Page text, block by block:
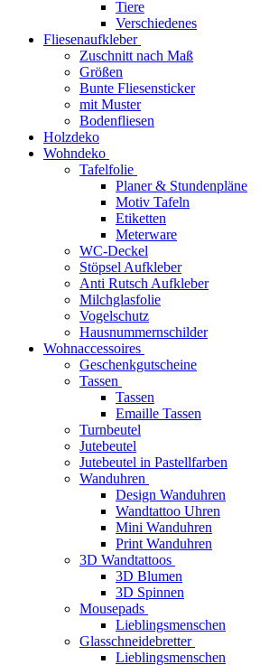
Tiere
Verschiedenes
Fliesenaufkleber
Zuschnitt nach Maß
Größen
Bunte Fliesensticker
mit Muster
Bodenfliesen
Holzdeko
Wohndeko
Tafelfolie
Planer & Stundenpläne
Motiv Tafeln
Etiketten
Meterware
WC-Deckel
Stöpsel Aufkleber
Anti Rutsch Aufkleber
Milchglasfolie
Vogelschutz
Hausnummernschilder
Wohnaccessoires
Geschenkgutscheine
Tassen
Tassen
Emaille Tassen
Turnbeutel
Jutebeutel
Jutebeutel in Pastellfarben
Wanduhren
Design Wanduhren
Wandtattoo Uhren
Mini Wanduhren
Print Wanduhren
3D Wandtattoos
3D Blumen
3D Spinnen
Mousepads
Lieblingsmenschen
Glasschneidebretter
Lieblingsmenschen